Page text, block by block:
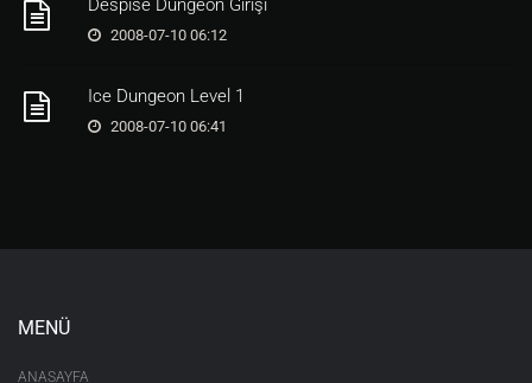
Despise Dungeon Girişi
2008-07-10 06:12
Ice Dungeon Level 1
2008-07-10 06:41
MENÜ
ANASAYFA